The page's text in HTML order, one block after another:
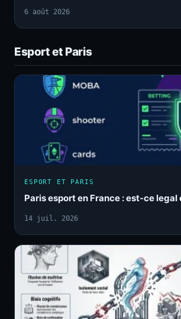
6 août 2026
Esport et Paris
ESPORT ET PARIS
Paris esport en France : est-ce legal
14 juil. 2026